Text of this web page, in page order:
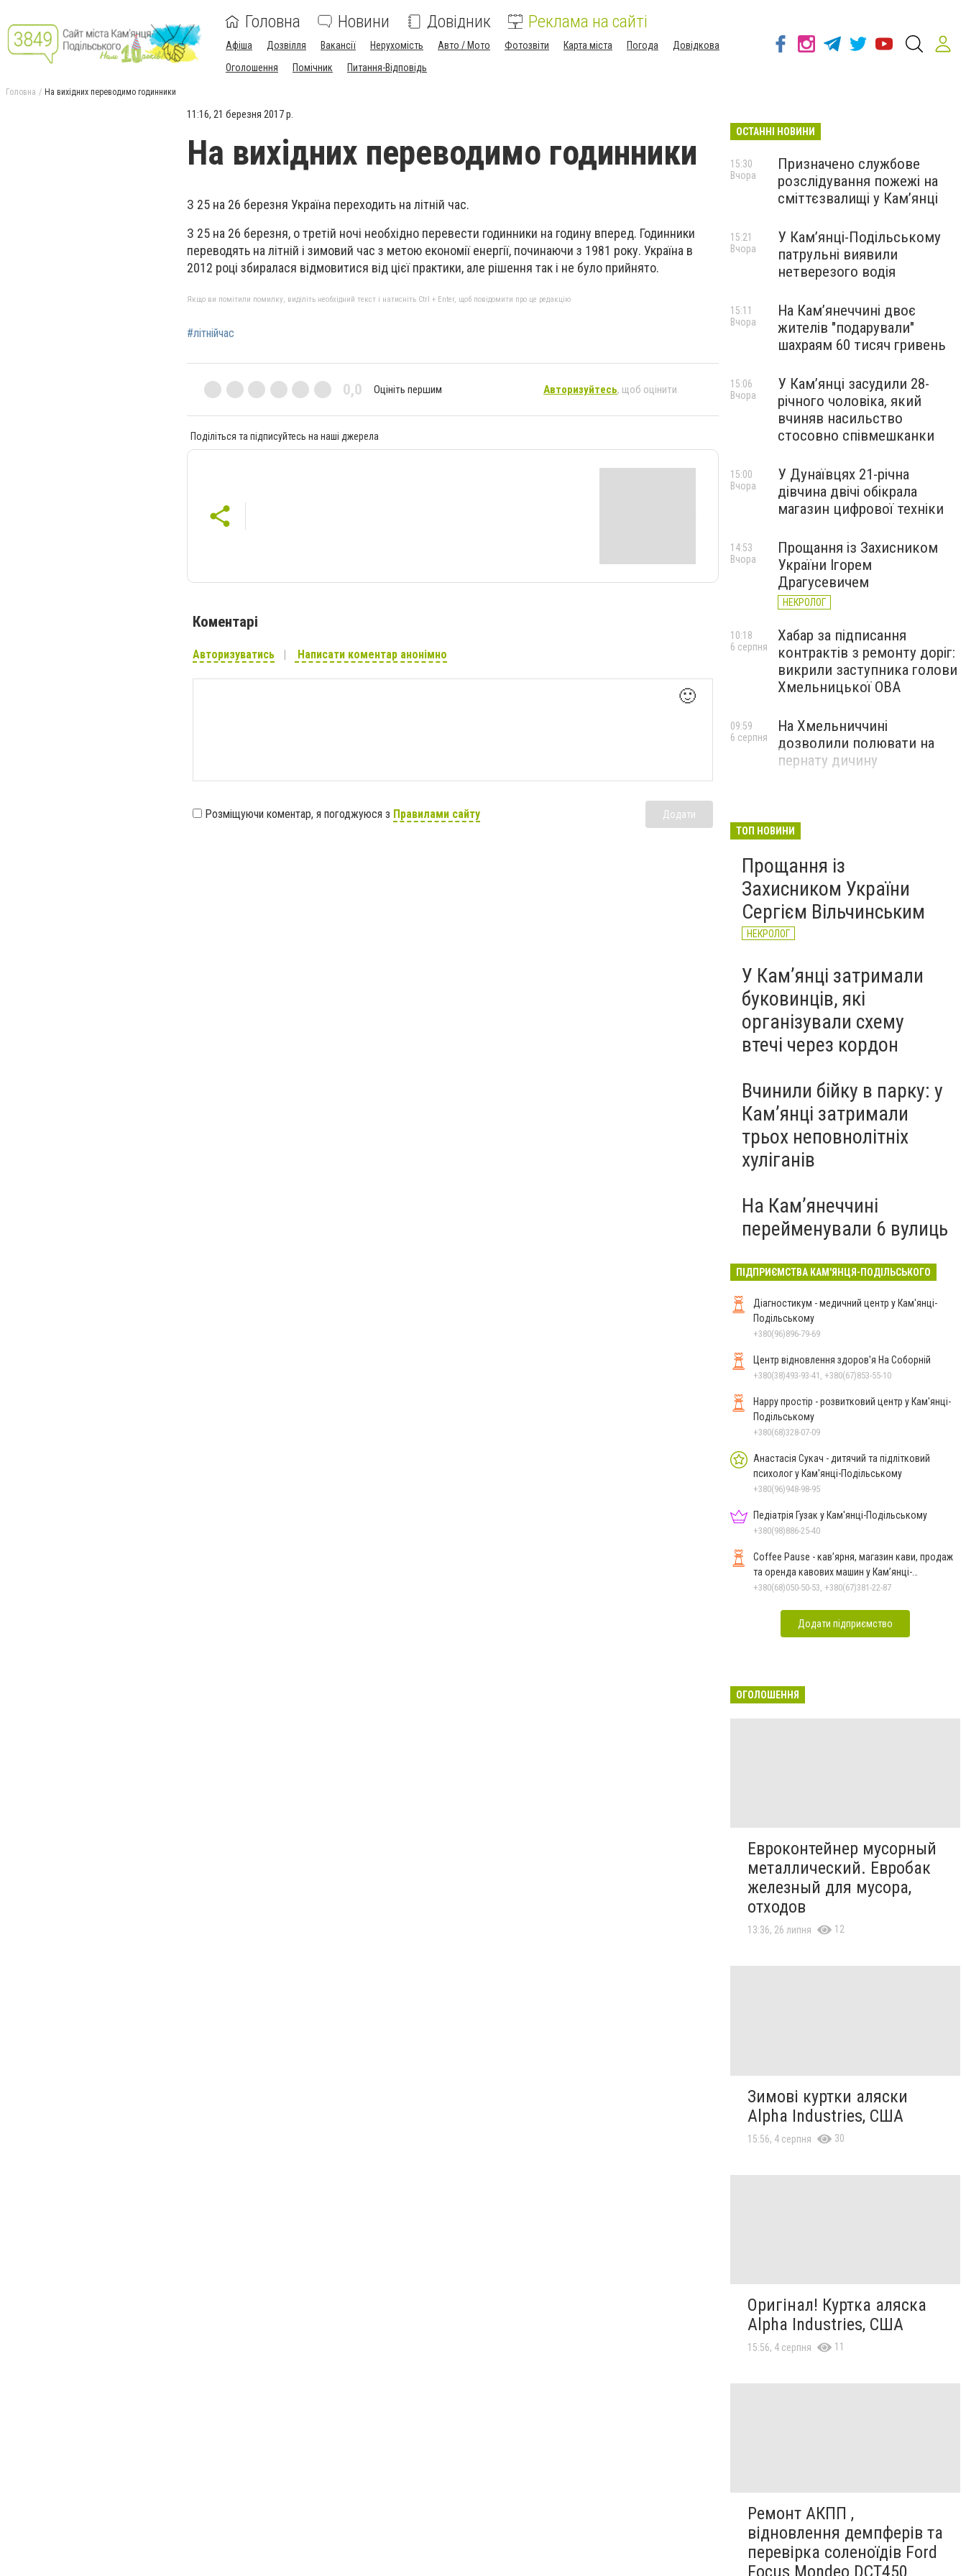
Головна Новини Довідник Реклама на сайті
Афіша Дозвілля Вакансії Нерухомість Авто / Мото Фотозвіти Карта міста Погода
Довідкова
Оголошення
Помічник Питання-Відповідь
Головна На вихідних переводимо годинники
11:16, 21 березня 2017 р.
На вихідних переводимо годинники
З 25 на 26 березня Україна переходить на літній час.
З 25 на 26 березня, о третій ночі необхідно перевести годинники на годину вперед. Годинники
переводять на літній і зимовий час з метою економії енергії, починаючи з 1981 року. Україна в
2012 році збиралася відмовитися від цієї практики, але рішення так і не було прийнято.
Якщо ви помітили помилку, виділіть необхідний текст і натисніть Ctrl + Enter, щоб повідомити про це редакцію
#літнійчас
0,0 Оцініть першим Авторизуйтесь, щоб оцінити
Поділіться та підписуйтесь на наші джерела
Коментарі
Авторизуватись Написати коментар анонімно
🙂
Розміщуючи коментар, я погоджуюся з Правилами сайту Додати
ОСТАННІ НОВИНИ
Призначено службове
розслідування пожежі на
сміттєзвалищі у Кам’янці
15:30
Вчора
У Кам’янці-Подільському
патрульні виявили
нетверезого водія
15:21
Вчора
На Камʼянеччині двоє
жителів "подарували"
шахраям 60 тисяч гривень
15:11
Вчора
У Камʼянці засудили 28-
річного чоловіка, який
вчиняв насильство
стосовно співмешканки
15:06
Вчора
У Дунаївцях 21-річна
дівчина двічі обікрала
магазин цифрової техніки
15:00
Вчора
Прощання із Захисником
України Ігорем
Драгусевичем
НЕКРОЛОГ
14:53
Вчора
Хабар за підписання
контрактів з ремонту доріг:
викрили заступника голови
Хмельницької ОВА
10:18
6 серпня
На Хмельниччині
дозволили полювати на
пернату дичину
09:59
6 серпня
ТОП НОВИНИ
Прощання із
Захисником України
Сергієм Вільчинським
НЕКРОЛОГ
У Кам’янці затримали
буковинців, які
організували схему
втечі через кордон
Вчинили бійку в парку: у
Кам’янці затримали
трьох неповнолітніх
хуліганів
На Камʼянеччині
перейменували 6 вулиць
ПІДПРИЄМСТВА КАМ'ЯНЦЯ-ПОДІЛЬСЬКОГО
Діагностикум - медичний центр у Кам'янці-
Подільському
+380(96)896-79-69
Центр відновлення здоров'я На Соборній
+380(38)493-93-41, +380(67)853-55-10
Happy простір - розвитковий центр у Кам'янці-
Подільському
+380(68)328-07-09
Анастасія Сукач - дитячий та підлітковий
психолог у Кам'янці-Подільському
+380(96)948-98-95
Педіатрія Гузак у Кам'янці-Подільському
+380(98)886-25-40
Coffee Pause - кав’ярня, магазин кави, продаж
та оренда кавових машин у Кам’янці-
Подільському
+380(68)050-50-53, +380(67)381-22-87
Додати підприємство
ОГОЛОШЕННЯ
Евроконтейнер мусорный
металлический. Евробак
железный для мусора,
отходов
13:36, 26 липня 12
Зимові куртки аляски
Alpha Industries, США
15:56, 4 серпня 30
Оригінал! Куртка аляска
Alpha Industries, США
15:56, 4 серпня 11
Ремонт АКПП ,
відновлення демпферів та
перевірка соленоїдів Ford
Focus Mondeo DCT450